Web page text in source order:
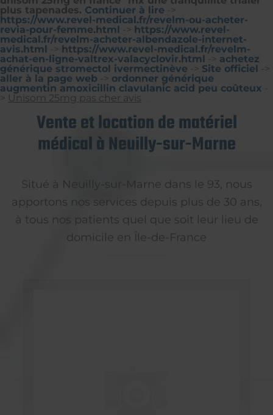
plus tapenades. Continuer à lire ->
https://www.revel-medical.fr/revelm-ou-acheter-
revia-pour-femme.html -> https://www.revel-
medical.fr/revelm-acheter-albendazole-internet-
avis.html -> https://www.revel-medical.fr/revelm-
achat-en-ligne-valtrex-valacyclovir.html -> achetez
générique stromectol ivermectinève -> Site officiel ->
aller à la page web -> ordonner générique
augmentin amoxicillin clavulanic acid peu coûteux
> Unisom 25mg pas cher avis
Vente et location de matériel
médical à Neuilly-sur-Marne
Situé à Neuilly-sur-Marne dans le 93, nous
apportons nos services depuis plus de 30 ans,
à tous nos patients quel que soit leur lieu de
domicile en Île-de-France